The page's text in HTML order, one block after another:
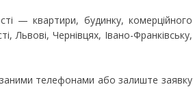
— квартири, будинку, комерційного
Львові, Чернівцях, Івано-Франківську,
телефонами або залиште заявку